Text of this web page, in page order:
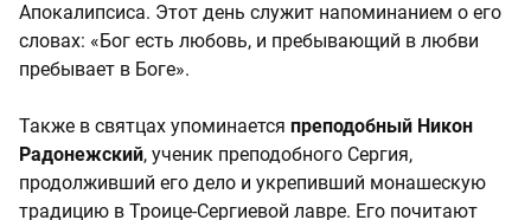
Апокалипсиса. Этот день служит напоминанием о его
словах: «Бог есть любовь, и пребывающий в любви
пребывает в Боге».
Также в святцах упоминается преподобный Никон
Радонежский, ученик преподобного Сергия,
продолживший его дело и укрепивший монашескую
традицию в Троице-Сергиевой лавре. Его почитают